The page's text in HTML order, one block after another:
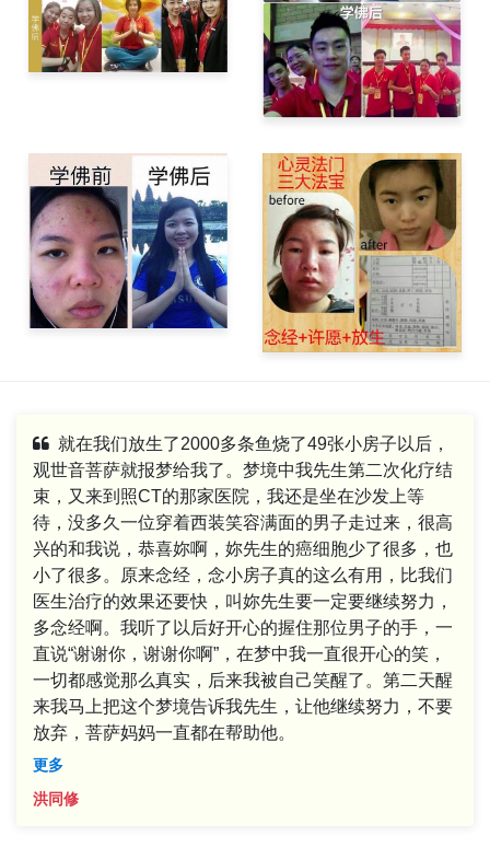
就在我们放生了2000多条鱼烧了49张小房子以后，
观世音菩萨就报梦给我了。梦境中我先生第二次化疗结
束，又来到照CT的那家医院，我还是坐在沙发上等
待，没多久一位穿着西装笑容满面的男子走过来，很高
兴的和我说，恭喜妳啊，妳先生的癌细胞少了很多，也
小了很多。原来念经，念小房子真的这么有用，比我们
医生治疗的效果还要快，叫妳先生要一定要继续努力，
多念经啊。我听了以后好开心的握住那位男子的手，一
直说“谢谢你，谢谢你啊”，在梦中我一直很开心的笑，
一切都感觉那么真实，后来我被自己笑醒了。第二天醒
来我马上把这个梦境告诉我先生，让他继续努力，不要
放弃，菩萨妈妈一直都在帮助他。
更多
洪同修